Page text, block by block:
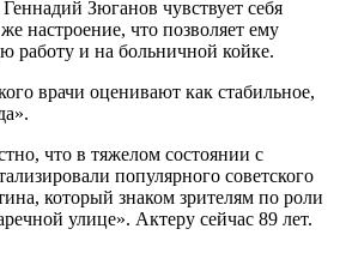
Зюганов чувствует себя
настроение, что позволяет ему
работу и на больничной койке.
врачи оценивают как стабильное,
что в тяжелом состоянии с
популярного советского
который знаком зрителям по роли
улице». Актеру сейчас 89 лет.